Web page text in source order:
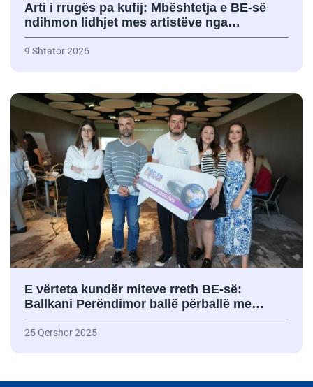
Arti i rrugës pa kufij: Mbështetja e BE-së
ndihmon lidhjet mes artistëve nga…
9 Shtator 2025
E vërteta kundër miteve rreth BE-së:
Ballkani Perëndimor ballë përballë me…
25 Qershor 2025